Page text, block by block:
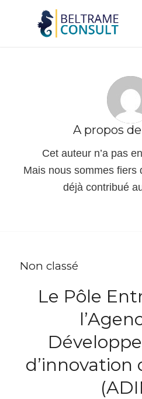
A propos de
Cet auteur n’a pas
Mais nous sommes fiers
déjà contribué
Non classé
Le Pôle
d’innovation